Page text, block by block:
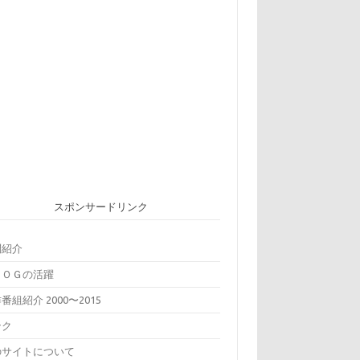
スポンサードリンク
介
ＯＧの活躍
組紹介 2000〜2015
サイトについて